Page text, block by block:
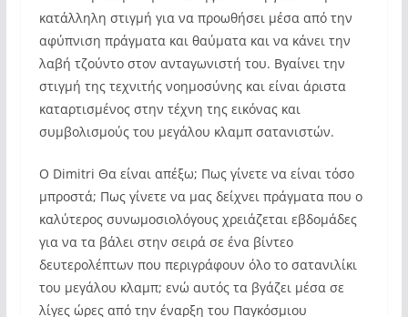
κατάλληλη στιγμή για να προωθήσει μέσα από την
αφύπνιση πράγματα και θαύματα και να κάνει την
λαβή τζούντο στον ανταγωνιστή του. Βγαίνει την
στιγμή της τεχνιτής νοημοσύνης και είναι άριστα
καταρτισμένος στην τέχνη της εικόνας και
συμβολισμούς του μεγάλου κλαμπ σατανιστών.
Ο Dimitri Θα είναι απέξω; Πως γίνετε να είναι τόσο
μπροστά; Πως γίνετε να μας δείχνει πράγματα που ο
καλύτερος συνωμοσιολόγους χρειάζεται εβδομάδες
για να τα βάλει στην σειρά σε ένα βίντεο
δευτερολέπτων που περιγράφουν όλο το σατανιλίκι
του μεγάλου κλαμπ; ενώ αυτός τα βγάζει μέσα σε
λίγες ώρες από την έναρξη του Παγκόσμιου